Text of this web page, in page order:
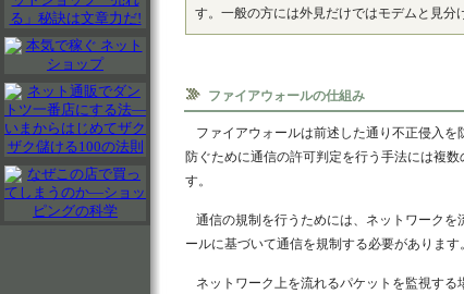
す。一般の方には外見だけではモデムと見分
ファイアウォールの仕組み
ファイアウォールは前述した通り不正侵入
防ぐために通信の許可判定を行う手法には複
す。
通信の規制を行うためには、ネットワーク
ールに基づいて通信を規制する必要があります。
ネットワーク上を流れるパケットを監視す